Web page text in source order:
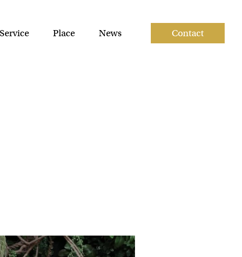
Service Place News Contact